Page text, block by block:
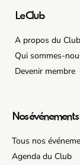
Le Club
A propos du Club
Qui sommes-
Devenir membre
Nos événements
Tous nos
Agenda du Club